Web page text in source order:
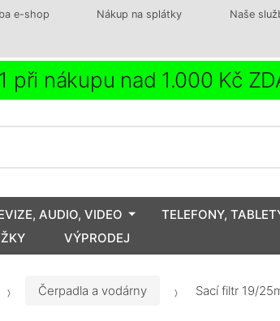
e-shop Nákup na splátky Naše
při nákupu nad 1.000 Kč
AUDIO, VIDEO TELEFONY,
VÝPRODEJ
Čerpadla a vodárny Sací filtr 19/